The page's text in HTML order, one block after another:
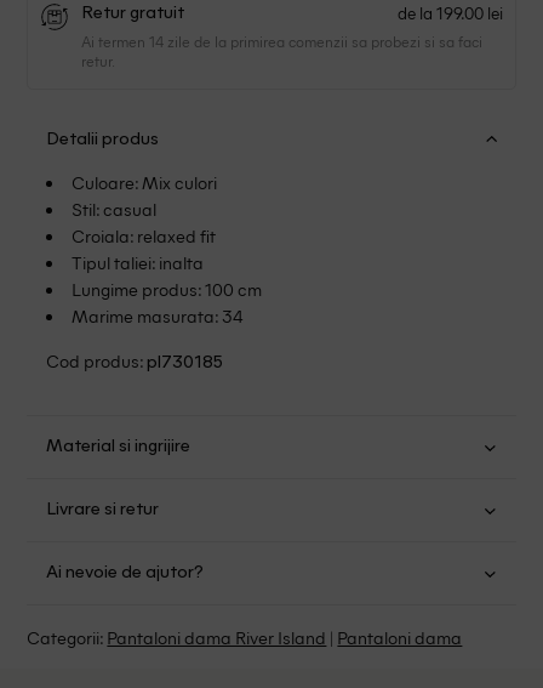
Retur gratuit de la 199.00 lei
Ai termen 14 zile de la primirea comenzii sa probezi si sa faci
retur.
Detalii produs
Culoare: Mix culori
Stil: casual
Croiala: relaxed fit
Tipul taliei: inalta
Lungime produs: 100 cm
Marime masurata: 34
Cod produs: pl730185
Material si ingrijire
Nu folositi inalbitor
Nu uscati in uscator
Fara curatare chimica
Livrare si retur
mare de 149.00 lei.
Ai nevoie de ajutor?
Categorii: Pantaloni dama River Island | Pantaloni dama